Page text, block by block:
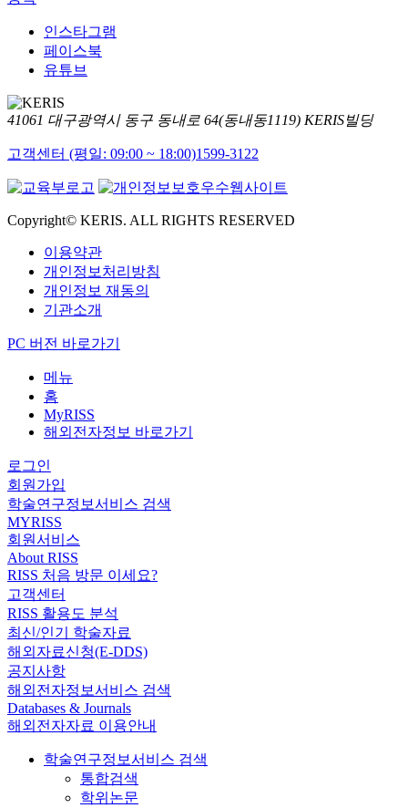
인스타그램
페이스북
유튜브
41061 대구광역시 동구 동내로 64(동내동1119) KERIS빌딩
고객센터 (평일: 09:00 ~ 18:00)1599-3122
Copyright© KERIS. ALL RIGHTS RESERVED
이용약관
개인정보처리방침
개인정보 재동의
기관소개
PC 버전 바로가기
메뉴
홈
MyRISS
해외전자정보 바로가기
로그인
회원가입
학술연구정보서비스 검색
MYRISS
회원서비스
About RISS
RISS 처음 방문 이세요?
고객센터
RISS 활용도 분석
최신/인기 학술자료
해외자료신청(E-DDS)
공지사항
해외전자정보서비스 검색
Databases & Journals
해외전자자료 이용안내
학술연구정보서비스 검색
통합검색
학위논문